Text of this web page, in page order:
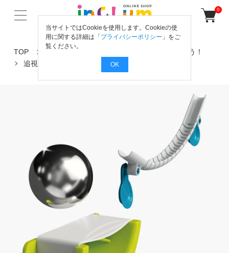
0
TOP
感覚・認知の力を育て、手指の機能を高めよう！
追視・見る力
絶壁スライダー ③拡張トランポ
当サイトではCookieを使用します。Cookieの使
用に関する詳細は「 プライバシーポリシー 」をご
覧ください。
OK